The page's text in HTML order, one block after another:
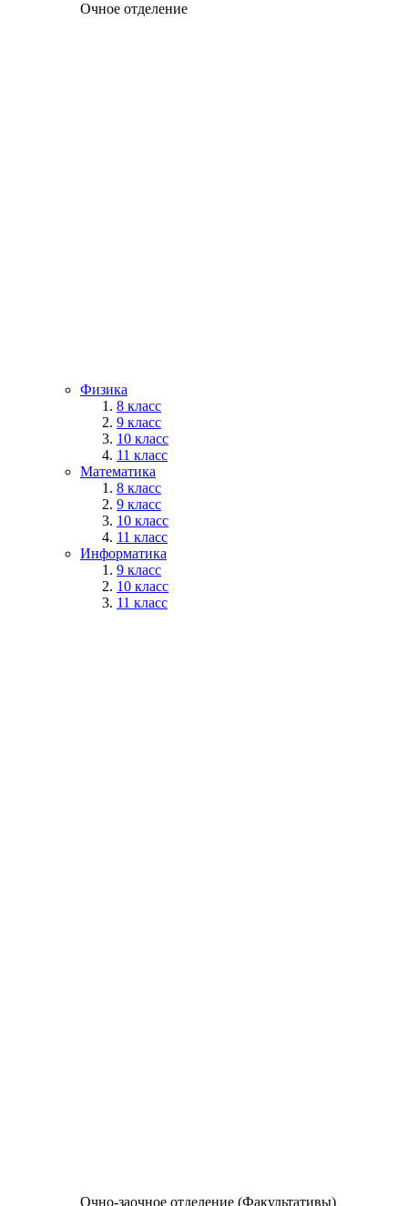
Очное отделение
Физика
8 класс
9 класс
10 класс
11 класс
Математика
8 класс
9 класс
10 класс
11 класс
Информатика
9 класс
10 класс
11 класс
Очно-заочное отделение (Факультативы)